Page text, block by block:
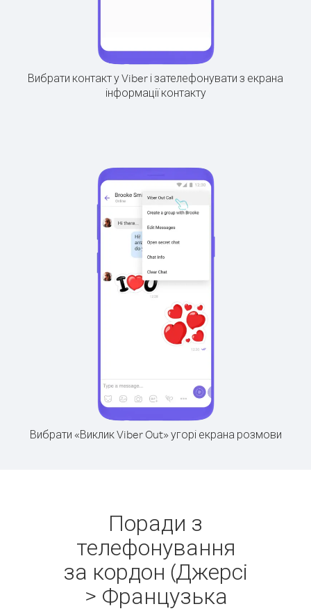
Вибрати контакт у Viber і зателефонувати з екрана
інформації контакту
Вибрати «Виклик Viber Out» угорі екрана розмови
Поради з
телефонування
за кордон (Джерсі
> Французька